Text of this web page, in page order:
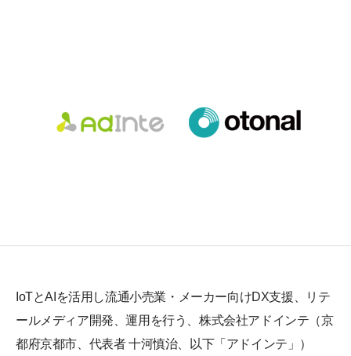
IoTとAIを活用し流通小売業・メーカー向けDX支援、リテ
ールメディア開発、運用を行う、株式会社アドインテ（京
都府京都市、代表者 十河慎治、以下「アドインテ」）